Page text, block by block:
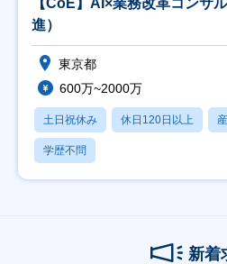
【CoE】AI×業務改革コンサ
進）
東京都
600万~2000万
土日祝休み 休日120日以上
学歴不問
新着